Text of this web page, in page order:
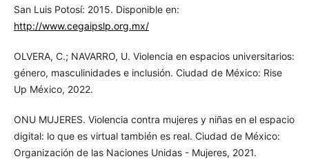
San Luis Potosí: 2015. Disponible en:
http://www.cegaipslp.org.mx/
OLVERA, C.; NAVARRO, U. Violencia en espacios universitarios:
género, masculinidades e inclusión. Ciudad de México: Rise
Up México, 2022.
ONU MUJERES. Violencia contra mujeres y niñas en el espacio
digital: lo que es virtual también es real. Ciudad de México:
Organización de las Naciones Unidas - Mujeres, 2021.